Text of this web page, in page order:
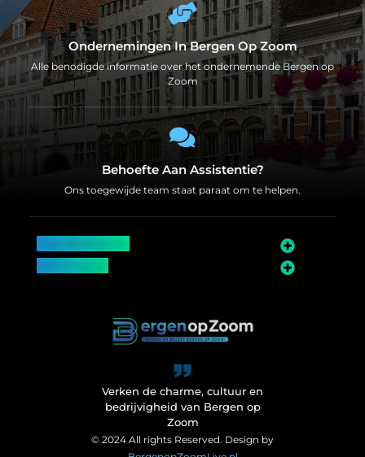
Ondernemingen In Bergen Op Zoom
Alle benodigde informatie over het ondernemende Bergen op
Zoom
Behoefte Aan Assistentie?
Ons toegewijde team staat paraat om te helpen.
Verken de charme, cultuur en
bedrijvigheid van Bergen op
Zoom
© 2024 All rights Reserved. Design by